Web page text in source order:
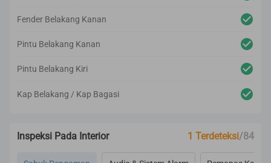
Fender Belakang Kanan
Pintu Belakang Kanan
Pintu Belakang Kiri
Kap Belakang / Kap Bagasi
Inspeksi Pada Interior 1 Terdeteksi/84